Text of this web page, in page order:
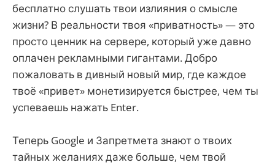
бесплатно слушать твои излияния о смысле
жизни? В реальности твоя «приватность» — это
просто ценник на сервере, который уже давно
оплачен рекламными гигантами. Добро
пожаловать в дивный новый мир, где каждое
твоё «привет» монетизируется быстрее, чем ты
успеваешь нажать Enter.
Теперь Google и Запретмета знают о твоих
тайных желаниях даже больше, чем твой